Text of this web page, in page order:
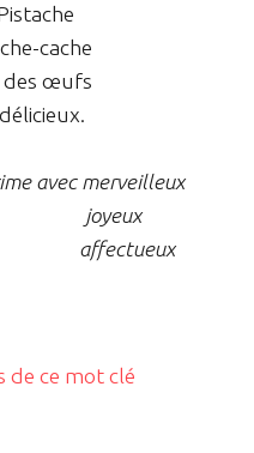
cache
des œufs
avec merveilleux
de ce mot clé